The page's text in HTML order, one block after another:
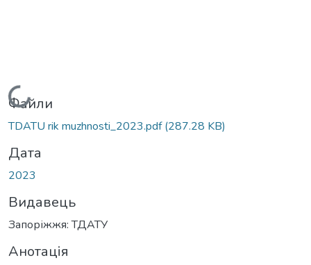
Вантажиться...
Файли
TDATU rik muzhnosti_2023.pdf(287.28 KB)
Дата
2023
Видавець
Запоріжжя: ТДАТУ
Анотація